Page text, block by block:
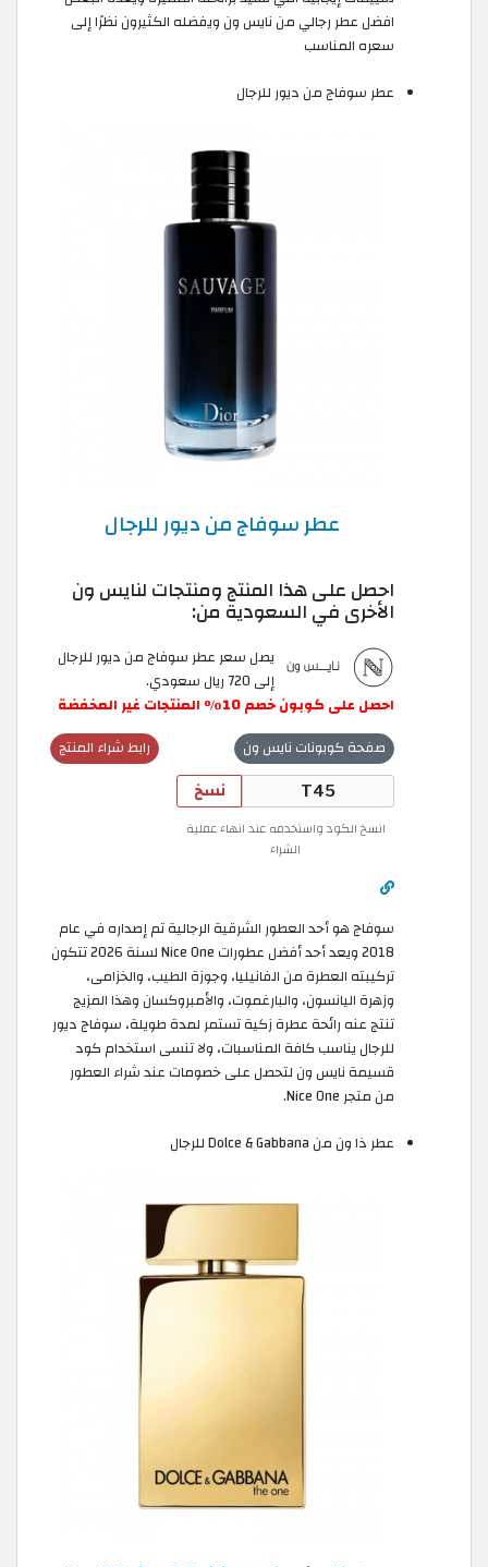
افضل عطر رجالي من نايس ون ويفضله الكثيرون نظرًا إلى
سعره المناسب
عطر سوفاج من ديور للرجال
عطر سوفاج من ديور للرجال
احصل على هذا المنتج ومنتجات لنايس ون
الأخرى في السعودية من:
يصل سعر عطر سوفاج من ديور للرجال
إلى 720 ريال سعودي.
احصل على كوبونخصم ٪ المنتجات غير المخفضة
رابط شراء المنتج صفحة كوبونات نايس ون
نسخ
انسخ الكود واستخدمه عند انهاء عملية
الشراء
سوفاج هو أحد العطور الشرقية الرجالية تم إصداره في عام
2018 ويعد أحد أفضل عطورات Nice One لسنة 2026 تتكون
تركيبته العطرة من الفانيليا، وجوزة الطيب، والخزامى،
وزهرة اليانسون، والبارغموت، والأمبروكسان وهذا المزيج
تنتج عنه رائحة عطرة زكية تستمر لمدة طويلة، سوفاج ديور
للرجال يناسب كافة المناسبات، ولا تنسى استخدام كود
قسيمة نايس ون لتحصل على خصومات عند شراء العطور
من متجر Nice One.
عطر ذا ون من Dolce & Gabbana للرجال